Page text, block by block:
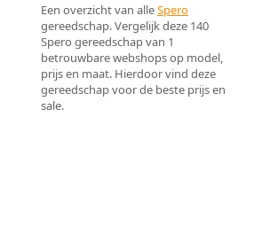
Een overzicht van alleSpero
gereedschap. Vergelijk deze 140
Spero gereedschap van 1
betrouwbare webshops op model,
prijs en maat. Hierdoor vind deze
gereedschap voor de beste prijs en
sale.